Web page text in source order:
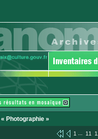
« Photographie »
1 ... 11